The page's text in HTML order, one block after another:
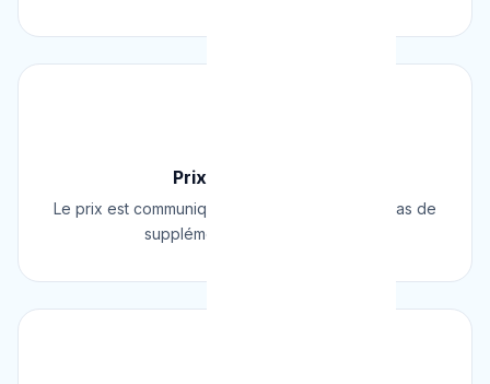
Prix Fixe Garanti
Le prix est communiqué AVANT l'intervention. Pas de
supplément surprise, jamais.